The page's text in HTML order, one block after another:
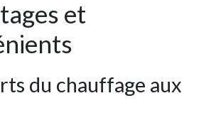
et
du chauffage aux